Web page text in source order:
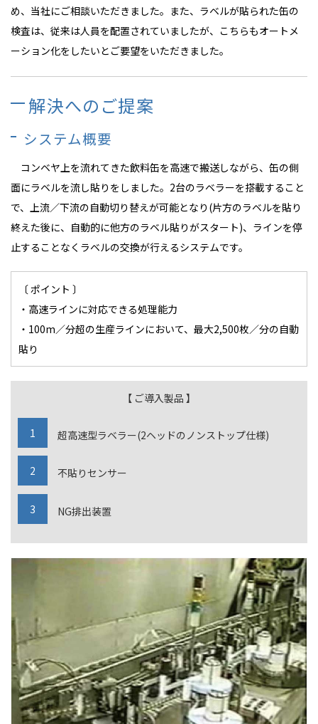
め、当社にご相談いただきました。また、ラベルが貼られた缶の
検査は、従来は人員を配置されていましたが、こちらもオートメ
ーション化をしたいとご要望をいただきました。
解決へのご提案
システム概要
コンベヤ上を流れてきた飲料缶を高速で搬送しながら、缶の側
面にラベルを流し貼りをしました。2台のラベラーを搭載すること
で、上流／下流の自動切り替えが可能となり(片方のラベルを貼り
終えた後に、自動的に他方のラベル貼りがスタート)、ラインを停
止することなくラベルの交換が行えるシステムです。
〔 ポイント 〕
・高速ラインに対応できる処理能力
・100m／分超の生産ラインにおいて、最大2,500枚／分の自動
貼り
【 ご導入製品 】
超高速型ラベラー(2ヘッドのノンストップ仕様)
不貼りセンサー
NG排出装置